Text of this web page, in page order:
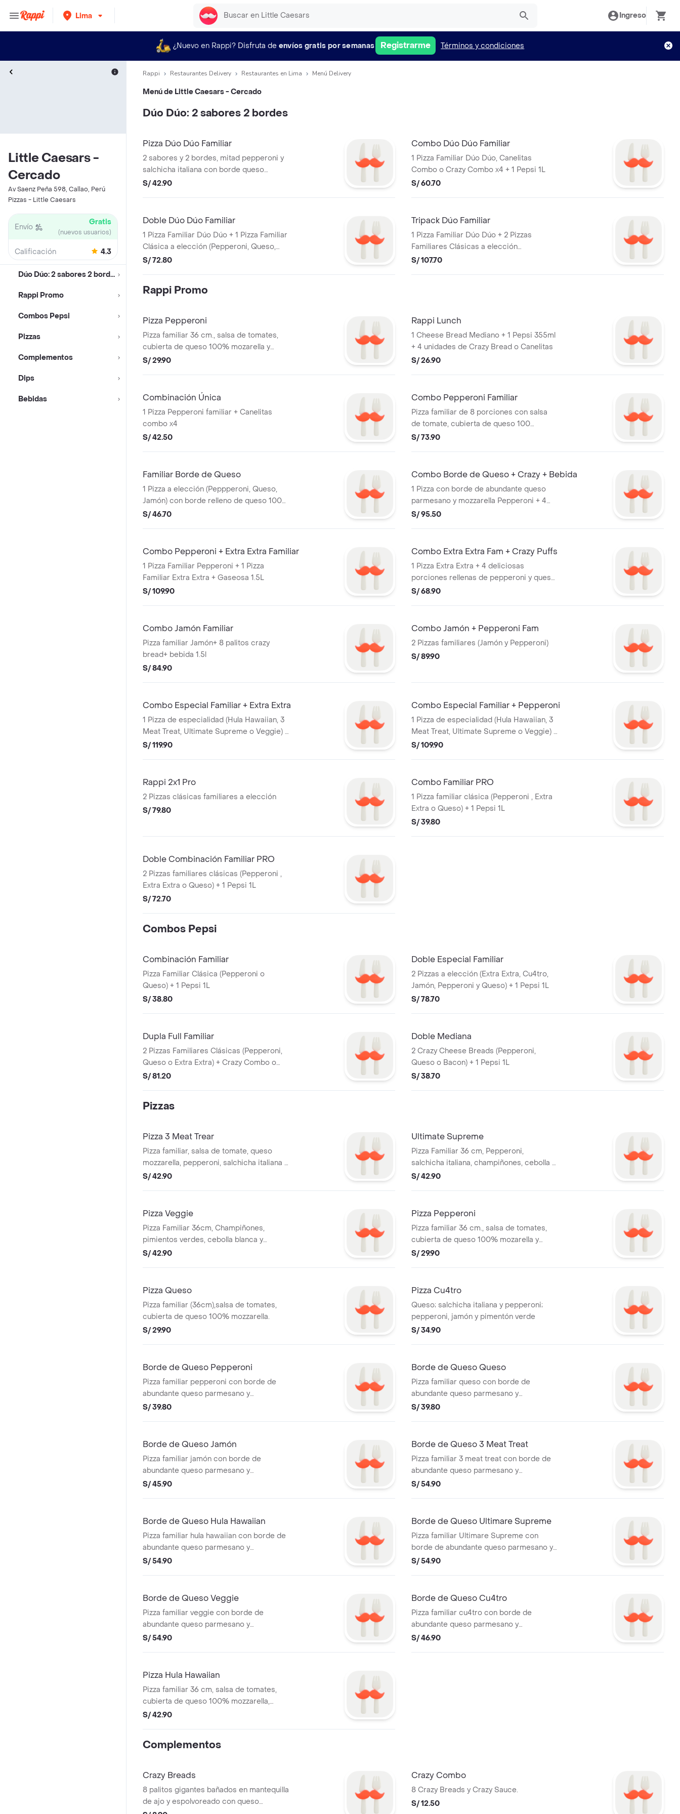
Lima Ingreso
¿Nuevo en Rappi? Disfruta de envíos gratis por semanas Registrarme Términos y condiciones
Little Caesars -
Cercado
Av Saenz Peña 598, Callao, Perú
Pizzas - Little Caesars
Envío Gratis
(nuevos usuarios)
Calificación 4.3
Dúo Dúo: 2 sabores 2 bordes
Rappi Promo
Combos Pepsi
Pizzas
Complementos
Dips
Bebidas
Rappi Restaurantes Delivery Restaurantes en Lima Menú Delivery
Menú de Little Caesars - Cercado
Dúo Dúo: 2 sabores 2 bordes
Pizza Dúo Dúo Familiar
2 sabores y 2 bordes, mitad pepperoni y
salchicha italiana con borde queso
parmesano + mitad jamón y pimentón
S/ 42.90
Combo Dúo Dúo Familiar
1 Pizza Familiar Dúo Dúo, Canelitas
Combo o Crazy Combo x4 + 1 Pepsi 1L
S/ 60.70
Doble Dúo Dúo Familiar
1 Pizza Familiar Dúo Dúo + 1 Pizza Familiar
Clásica a elección (Pepperoni, Queso,
Extra Extra)
S/ 72.80
Tripack Dúo Familiar
1 Pizza Familiar Dúo Dúo + 2 Pizzas
Familiares Clásicas a elección
(Pepperoni, Queso, Extra Extra)
S/ 107.70
Rappi Promo
Pizza Pepperoni
Pizza familiar 36 cm., salsa de tomates,
cubierta de queso 100% mozarella y
Pepperoni
S/ 29.90
Rappi Lunch
1 Cheese Bread Mediano + 1 Pepsi 355ml
+ 4 unidades de Crazy Bread o Canelitas
S/ 26.90
Combinación Única
1 Pizza Pepperoni familiar + Canelitas
combo x4
S/ 42.50
Combo Pepperoni Familiar
Pizza familiar de 8 porciones con salsa
de tomate, cubierta de queso 100
mozzarella y pepperoni + Crazy Combo x4
S/ 73.90
Familiar Borde de Queso
1 Pizza a elección (Peppperoni, Queso,
Jamón) con borde relleno de queso 100%
mozarella + 1 Pepsi 1L
S/ 46.70
Combo Borde de Queso + Crazy + Bebida
1 Pizza con borde de abundante queso
parmesano y mozzarella Pepperoni + 4
Crazy Puffs + Gaseosa 1.5L
S/ 95.50
Combo Pepperoni + Extra Extra Familiar
1 Pizza Familiar Pepperoni + 1 Pizza
Familiar Extra Extra + Gaseosa 1.5L
S/ 109.90
Combo Extra Extra Fam + Crazy Puffs
1 Pizza Extra Extra + 4 deliciosas
porciones rellenas de pepperoni y queso
100% mozzarella.
S/ 68.90
Combo Jamón Familiar
Pizza familiar Jamón+ 8 palitos crazy
bread+ bebida 1.5l
S/ 84.90
Combo Jamón + Pepperoni Fam
2 Pizzas familiares (Jamón y Pepperoni)
S/ 89.90
Combo Especial Familiar + Extra Extra
1 Pizza de especialidad (Hula Hawaiian, 3
Meat Treat, Ultimate Supreme o Veggie) +
Pizza Extra Extra
S/ 119.90
Combo Especial Familiar + Pepperoni
1 Pizza de especialidad (Hula Hawaiian, 3
Meat Treat, Ultimate Supreme o Veggie) +
Pizza Pepperoni
S/ 109.90
Rappi 2x1 Pro
2 Pizzas clásicas familiares a elección
S/ 79.80
Combo Familiar PRO
1 Pizza familiar clásica (Pepperoni , Extra
Extra o Queso) + 1 Pepsi 1L
S/ 39.80
Doble Combinación Familiar PRO
2 Pizzas familiares clásicas (Pepperoni ,
Extra Extra o Queso) + 1 Pepsi 1L
S/ 72.70
Combos Pepsi
Combinación Familiar
Pizza Familiar Clásica (Pepperoni o
Queso) + 1 Pepsi 1L
S/ 38.80
Doble Especial Familiar
2 Pizzas a elección (Extra Extra, Cu4tro,
Jamón, Pepperoni y Queso) + 1 Pepsi 1L
S/ 78.70
Dupla Full Familiar
2 Pizzas Familiares Clásicas (Pepperoni,
Queso o Extra Extra) + Crazy Combo o
Canelitas x4 + 1 Pepsi 1.5L
S/ 81.20
Doble Mediana
2 Crazy Cheese Breads (Pepperoni,
Queso o Bacon) + 1 Pepsi 1L
S/ 38.70
Pizzas
Pizza 3 Meat Trear
Pizza familiar, salsa de tomate, queso
mozzarella, pepperoni, salchicha italiana y
tocino.
S/ 42.90
Ultimate Supreme
Pizza Familiar 36 cm, Pepperoni,
salchicha italiana, champiñones, cebolla y
pimentón verde
S/ 42.90
Pizza Veggie
Pizza Familiar 36cm, Champiñones,
pimientos verdes, cebolla blanca y
aceitunas negras.
S/ 42.90
Pizza Pepperoni
Pizza familiar 36 cm., salsa de tomates,
cubierta de queso 100% mozarella y
Pepperoni
S/ 29.90
Pizza Queso
Pizza familiar (36cm),salsa de tomates,
cubierta de queso 100% mozzarella.
S/ 29.90
Pizza Cu4tro
Queso; salchicha italiana y pepperoni;
pepperoni, jamón y pimentón verde
S/ 34.90
Borde de Queso Pepperoni
Pizza familiar pepperoni con borde de
abundante queso parmesano y
mantequilla de ajo.
S/ 39.80
Borde de Queso Queso
Pizza familiar queso con borde de
abundante queso parmesano y
mantequilla de ajo.
S/ 39.80
Borde de Queso Jamón
Pizza familiar jamón con borde de
abundante queso parmesano y
mantequilla de ajo
S/ 45.90
Borde de Queso 3 Meat Treat
Pizza familiar 3 meat treat con borde de
abundante queso parmesano y
mantequilla de ajo.
S/ 54.90
Borde de Queso Hula Hawaiian
Pizza familiar hula hawaiian con borde de
abundante queso parmesano y
mantequilla de ajo
S/ 54.90
Borde de Queso Ultimare Supreme
Pizza familiar Ultimare Supreme con
borde de abundante queso parmesano y
mantequilla de ajo
S/ 54.90
Borde de Queso Veggie
Pizza familiar veggie con borde de
abundante queso parmesano y
mantequilla de ajo.
S/ 54.90
Borde de Queso Cu4tro
Pizza familiar cu4tro con borde de
abundante queso parmesano y
mantequilla de ajo.
S/ 46.90
Pizza Hula Hawaiian
Pizza familiar 36 cm, salsa de tomates,
cubierta de queso 100% mozzarella,
jamón y piña.
S/ 42.90
Complementos
Crazy Breads
8 palitos gigantes bañados en mantequilla
de ajo y espolvoreado con queso
Crazy Combo
8 Crazy Breads y Crazy Sauce.
S/ 12.50